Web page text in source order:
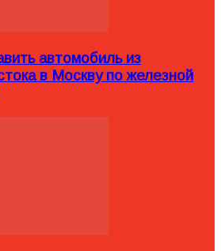
автомобиль из
в Москву по железной